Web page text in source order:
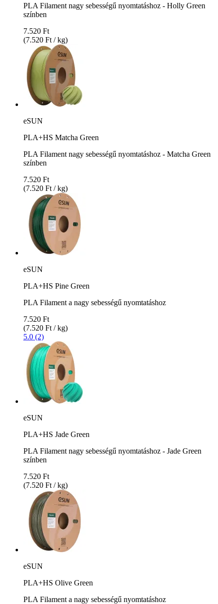
PLA Filament nagy sebességű nyomtatáshoz - Holly Green
színben
7.520 Ft
(7.520 Ft / kg)
eSUN
PLA+HS Matcha Green
PLA Filament nagy sebességű nyomtatáshoz - Matcha Green
színben
7.520 Ft
(7.520 Ft / kg)
eSUN
PLA+HS Pine Green
PLA Filament a nagy sebességű nyomtatáshoz
7.520 Ft
(7.520 Ft / kg)
5.0 (2)
eSUN
PLA+HS Jade Green
PLA Filament nagy sebességű nyomtatáshoz - Jade Green
színben
7.520 Ft
(7.520 Ft / kg)
eSUN
PLA+HS Olive Green
PLA Filament a nagy sebességű nyomtatáshoz